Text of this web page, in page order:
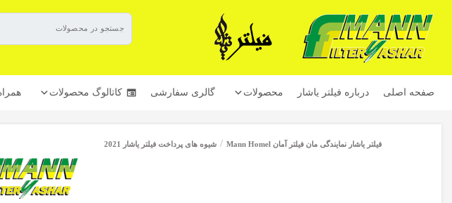
صفحه اصلی درباره فیلتر یاشار محصولات گالری سفارشی کاتالوگ محصولات
فیلتر یاشار نمایندگی مان فیلتر آمان Mann Homel / شیوه های پرداخت فیلتر یاشار 2021